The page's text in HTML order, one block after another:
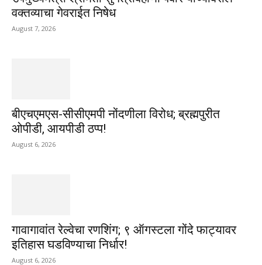
वक्तव्याचा गेवराईत निषेध
August 7, 2026
बीएचएमएस-सीसीएमपी नोंदणीला विरोध; ब्रह्मपुरीत
ओपीडी, आयपीडी ठप्प!
August 6, 2026
गावागावांत रेल्वेचा रणशिंग; ९ ऑगस्टला गोंदे फाट्यावर
इतिहास घडविण्याचा निर्धार!
August 6, 2026